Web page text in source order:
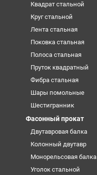
Квадрат стальной
Круг стальной
Лента стальная
Поковка стальная
Полоса стальная
Пруток квадратный
Фибра стальная
Шары помольные
Шестигранник
Фасонный прокат
Двутавровая балка
Колонный двутавр
Монорельсовая балка
Уголок стальной